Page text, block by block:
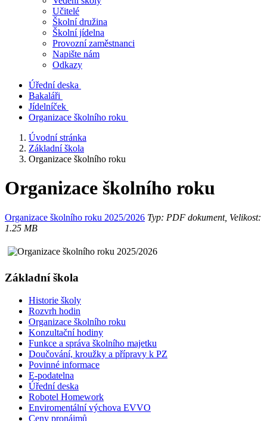
Učitelé
Školní družina
Školní jídelna
Provozní zaměstnanci
Napište nám
Odkazy
Úřední deska
Bakaláři
Jídelníček
Organizace školního roku
Úvodní stránka
Základní škola
Organizace školního roku
Organizace školního roku
Organizace školního roku 2025/2026 Typ: PDF dokument, Velikost:
1.25 MB
Základní škola
Historie školy
Rozvrh hodin
Organizace školního roku
Konzultační hodiny
Funkce a správa školního majetku
Doučování, kroužky a přípravy k PZ
Povinné informace
E-podatelna
Úřední deska
Robotel Homework
Enviromentální výchova EVVO
Ceny pronájmů